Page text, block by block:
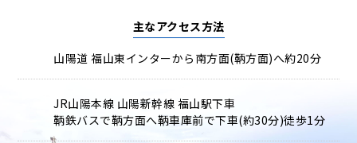
主なアクセス方法
山陽道 福山東インターから南方面(鞆方面)へ約20分
JR山陽本線 山陽新幹線 福山駅下車
鞆鉄バスで鞆方面へ鞆車庫前で下車(約30分)徒歩1分